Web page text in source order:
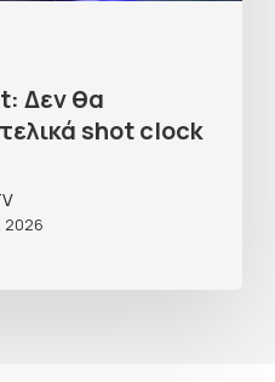
Δεν θα
shot clock
2026